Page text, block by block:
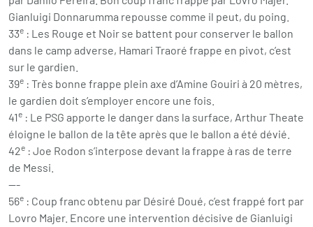
Gianluigi Donnarumma repousse comme il peut, du poing.
33e : Les Rouge et Noir se battent pour conserver le ballon
dans le camp adverse, Hamari Traoré frappe en pivot, c’est
sur le gardien.
39e : Très bonne frappe plein axe d’Amine Gouiri à 20 mètres,
le gardien doit s’employer encore une fois.
41e : Le PSG apporte le danger dans la surface, Arthur Theate
éloigne le ballon de la tête après que le ballon a été dévié.
42e : Joe Rodon s’interpose devant la frappe à ras de terre
de Messi.
---
56e : Coup franc obtenu par Désiré Doué, c’est frappé fort par
Lovro Majer. Encore une intervention décisive de Gianluigi